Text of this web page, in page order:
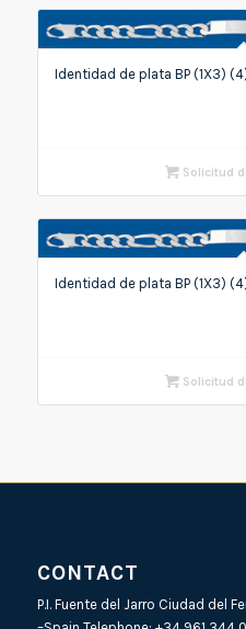
Identidad de plata BP (1X3)
Solicitud
Identidad de plata BP (1X3)
Solicitud
CONTACT
P.I. Fuente del Jarro Ciudad del